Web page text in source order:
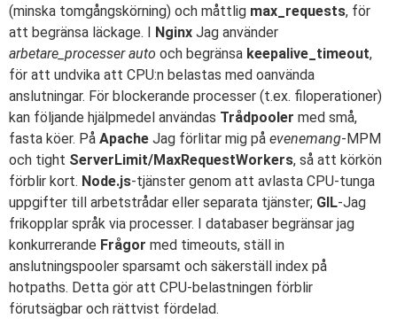
(minska tomgångskörning) och måttlig max_requests, för
att begränsa läckage. I
Nginx Jag använder
arbetare_processer auto och begränsa keepalive_timeout,
för att undvika att CPU:n belastas med oanvända
anslutningar. För blockerande processer (t.ex. filoperationer)
kan följande hjälpmedel användas Trådpooler med små,
fasta köer. På Apache Jag förlitar mig på evenemang-MPM
och tight ServerLimit/MaxRequestWorkers, så att körkön
förblir kort. Node.js-tjänster genom att avlasta CPU-tunga
uppgifter till arbetstrådar eller separata tjänster; GIL-Jag
frikopplar språk via processer. I databaser begränsar jag
konkurrerande Frågor med timeouts, ställ in
anslutningspooler sparsamt och säkerställ index på
hotpaths. Detta gör att CPU-belastningen förblir
förutsägbar och rättvist fördelad.